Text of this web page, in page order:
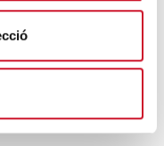
contra la
LOS OJOS